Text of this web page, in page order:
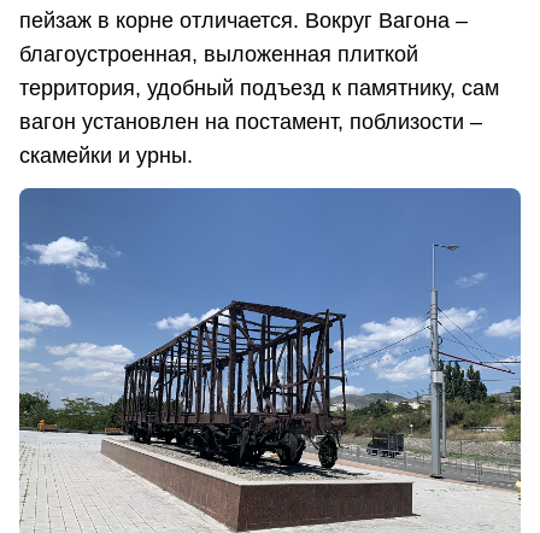
пейзаж в корне отличается. Вокруг Вагона –
благоустроенная, выложенная плиткой
территория, удобный подъезд к памятнику, сам
вагон установлен на постамент, поблизости –
скамейки и урны.